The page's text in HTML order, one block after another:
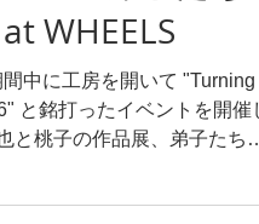
- 弟子たちの
WHEELS
中に工房を開いて "Turning
と銘打ったイベントを開催
ックリンから料理人を招いて